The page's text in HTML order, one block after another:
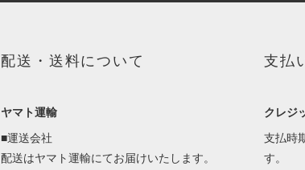
配送・送料について
ヤマト運輸
■運送会社
配送はヤマト運輸にてお届けいたします。
支払
クレジ
支払時
す。